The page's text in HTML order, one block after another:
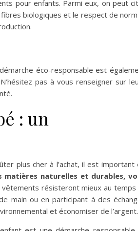
pour enfants. Parmi eux, on peut
fibres biologiques et le respect de
éco-responsable est
pas à vous renseigner sur
: un
plus cher à l’achat, il est important
matières naturelles et durables,
vêtements résisteront mieux au
main ou en participant à des
et économiser de l’argent.